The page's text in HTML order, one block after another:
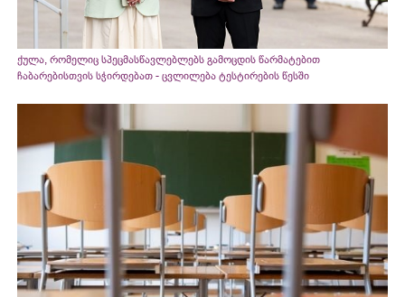
ქულა, რომელიც სპეცმასწავლებლებს გამოცდის წარმატებით
ჩაბარებისთვის სჭირდებათ - ცვლილება ტესტირების წესში